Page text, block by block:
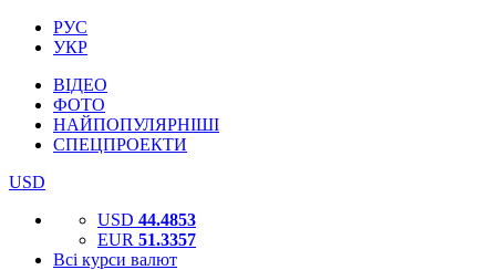
РУС
УКР
ВІДЕО
ФОТО
НАЙПОПУЛЯРНІШІ
СПЕЦПРОЕКТИ
USD
USD 44.4853
EUR 51.3357
Всі курси валют